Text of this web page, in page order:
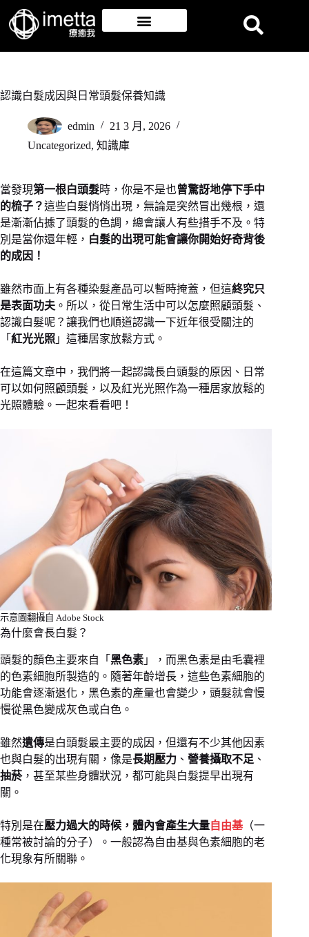
認識白髮成因與日常頭髮保養知識
edmin
21 3 月, 2026
Uncategorized, 知識庫
當發現第一根白頭髮時，你是不是也曾驚訝地停下手中
的梳子？這些白髮悄悄出現，無論是突然冒出幾根，還
是漸漸佔據了頭髮的色調，總會讓人有些措手不及。特
別是當你還年輕， 白髮的出現可能會讓你開始好奇背後
的成因！
雖然市面上有各種染髮產品可以暫時掩蓋，但這終究只
是表面功夫 。所以，從日常生活中可以怎麼照顧頭髮、
認識白髮呢？讓我們也順道認識一下近年很受關注的
「 紅光光照 」這種居家放鬆方式。
在這篇文章中，我們將一起認識長白頭髮的原因、日常
可以如何照顧頭髮，以及紅光光照作為一種居家放鬆的
光照體驗。一起來看看吧！
示意圖翻攝自 Adobe Stock
為什麼會長白髮？
頭髮的顏色主要來自「 黑色素 」，而黑色素是由毛囊裡
的色素細胞所製造的。隨著年齡增長，這些色素細胞的
功能會逐漸退化，黑色素的產量也會變少，頭髮就會慢
慢從黑色變成灰色或白色。
雖然遺傳是白頭髮最主要的成因，但還有不少其他因素
也與白髮的出現有關，像是長期壓力 、 營養攝取不足 、
抽菸，甚至某些身體狀況，都可能與白髮提早出現有
關。
特別是在壓力過大的時候，體內會產生大量自由基（一
種常被討論的分子）。一般認為自由基與色素細胞的老
化現象有所關聯。